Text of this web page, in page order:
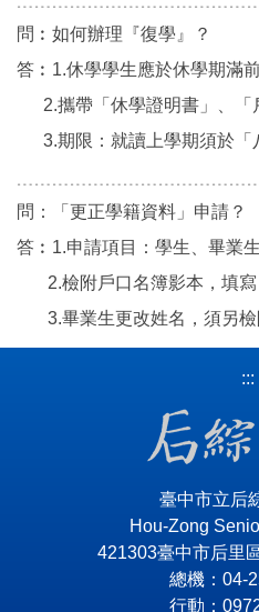
問︰如何辦理『復學』？
答︰1.休學學生應於休學期滿
2.攜帶「休學證明書」、「
3.期限：就讀上學期須於「
問：「更正學籍資料」申請？
答︰1.申請項目：學生、畢業
2.檢附戶口名簿影本，填寫
3.畢業生更改姓名，須另檢
:::
臺中市立后
Hou-Zong
421303臺中市后里
總機：04-
行動：